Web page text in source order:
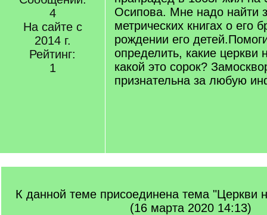
4
На сайте с
2014 г.
Рейтинг:
1
Осипова. Мне надо найти
метрических книгах о его
рождении его
определить, какие церкви
какой это сорок?
признательна за любую
К данной теме присоединена тема "Церкви
(16 марта 2020 14:13)